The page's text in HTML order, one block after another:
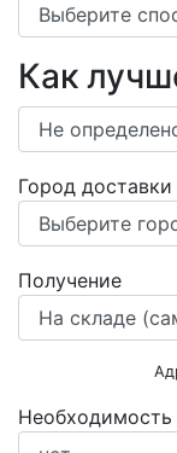
Как
Город доставки
Получение
Необходимость